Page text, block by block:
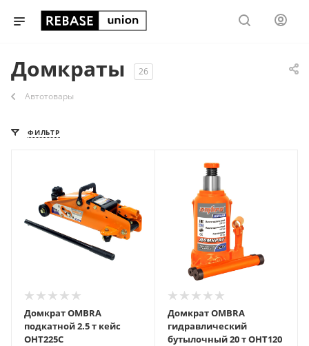
Домкраты 26
Автотовары
ФИЛЬТР
Домкрат OMBRA
подкатной 2.5 т кейс
OHT225C
Домкрат OMBRA
гидравлический
бутылочный 20 т OHT120